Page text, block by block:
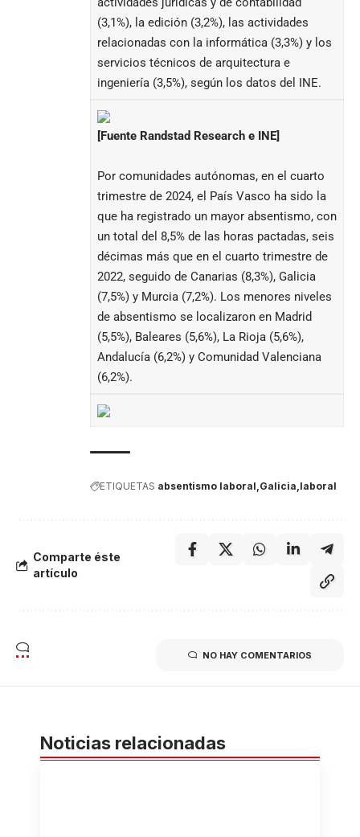
(3,1%), la edición (3,2%), las actividades
relacionadas con la informática (3,3%) y los
servicios técnicos de arquitectura e
ingeniería (3,5%), según los datos del INE.
[Fuente Randstad Research e INE]
Por comunidades autónomas, en el cuarto
trimestre de 2024, el País Vasco ha sido la
que ha registrado un mayor absentismo, con
un total del 8,5% de las horas pactadas, seis
décimas más que en el cuarto trimestre de
2022, seguido de Canarias (8,3%), Galicia
(7,5%) y Murcia (7,2%). Los menores niveles
de absentismo se localizaron en Madrid
(5,5%), Baleares (5,6%), La Rioja (5,6%),
Andalucía (6,2%) y Comunidad Valenciana
(6,2%).
ETIQUETAS absentismo laboral Galicia laboral
Comparte éste
artículo
NO HAY COMENTARIOS
Noticias relacionadas